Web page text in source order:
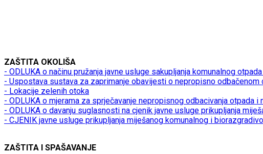
ZAŠTITA OKOLIŠA
- ODLUKA o načinu pružanja javne usluge sakupljanja komunalnog
- Uspostava sustava za zaprimanje obavijesti o nepropisno
- Lokacije zelenih otoka
- ODLUKA o mjerama za sprječavanje nepropisnog odbacivanja otpada
- ODLUKA o davanju suglasnosti na cjenik javne usluge prikupljanja
- CJENIK javne usluge prikupljanja miješanog komunalnog i
ZAŠTITA I SPAŠAVANJE